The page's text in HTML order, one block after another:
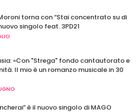
torna con “Stai concentrato su di
singolo feat. 3PD21
«Con "Strega" fondo cantautorato e
Il mio è un romanzo musicale in 30
è il nuovo singolo di MAGO